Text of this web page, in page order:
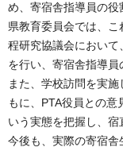
め、寄宿舎指導員の役
県教育委員会では、
程研究協議会におい
を行い、寄宿舎指導員
また、学校訪問を実
もに、PTA役員との意
いう実態を把握し、宿
今後も、実際の寄宿